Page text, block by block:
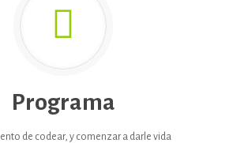
Programa
de codear, y comenzar a darle vida